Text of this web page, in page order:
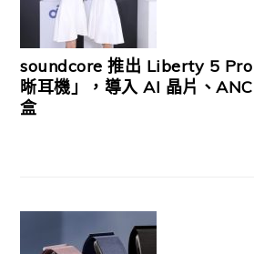
soundcore 推出 Liberty 5 Pro
晰耳機」，導入 AI 晶片、
盒